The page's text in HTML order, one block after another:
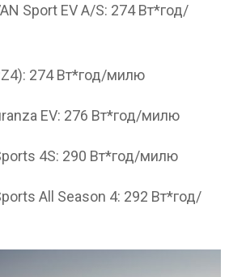
Sport EV A/S: 274 Вт*год/
274 Вт*год/милю
EV: 276 Вт*год/милю
4S: 290 Вт*год/милю
All Season 4: 292 Вт*год/